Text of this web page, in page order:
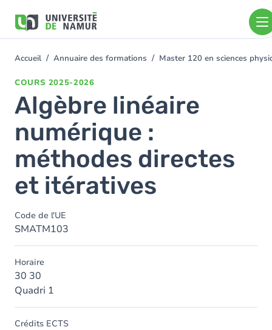
contenu
You
Accueil Annuaire des formations Master 120 en sciences
COURS 2025-2026
Algèbre linéaire
numérique :
méthodes directes
et itératives
Code de l'UE
SMATM103
Horaire
30 30
Quadri 1
Crédits ECTS